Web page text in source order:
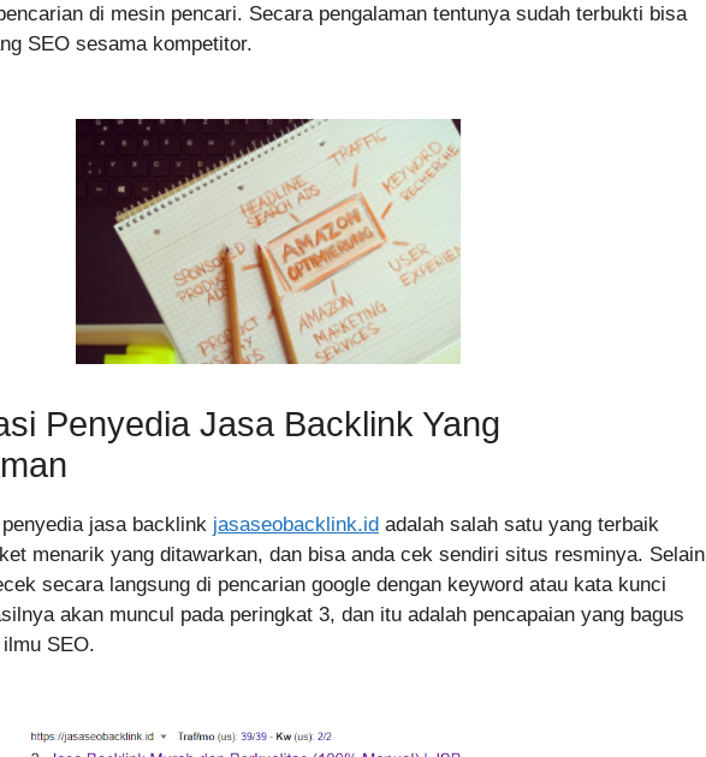
di mesin pencari. Secara pengalaman tentunya sudah terbukti bisa
SEO sesama kompetitor.
Penyedia Jasa Backlink Yang
jasa backlink jasaseobacklink.id adalah salah satu yang terbaik
menarik yang ditawarkan, dan bisa anda cek sendiri situs resminya. Selain
secara langsung di pencarian google dengan keyword atau kata kunci
akan muncul pada peringkat 3, dan itu adalah pencapaian yang bagus
SEO.